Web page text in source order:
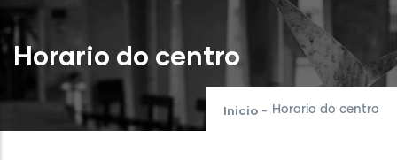
Horario do centro
Inicio - Horario do centro